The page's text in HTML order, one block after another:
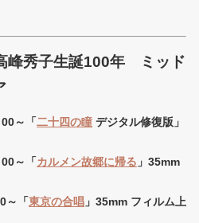
峰秀子生誕100年 ミッド
～「二十四の瞳 デジタル修復版」
～「カルメン故郷に帰る 」35mm
「東京の合唱 」35mm フィルム上